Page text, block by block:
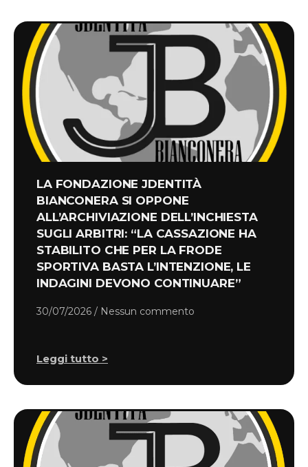
LA FONDAZIONE JDENTITÀ
BIANCONERA SI OPPONE
ALL’ARCHIVIAZIONE DELL’INCHIESTA
SUGLI ARBITRI: “LA CASSAZIONE HA
STABILITO CHE PER LA FRODE
SPORTIVA BASTA L’INTENZIONE, LE
INDAGINI DEVONO CONTINUARE”
30/07/2026 Nessun commento
Leggi tutto >